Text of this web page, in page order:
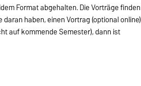
Format abgehalten. Die Vorträge finden
haben, einen Vortrag (optional online)
auf kommende Semester), dann ist